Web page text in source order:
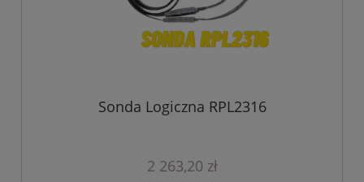
Sonda Logiczna RPL2316
2 263,20 zł